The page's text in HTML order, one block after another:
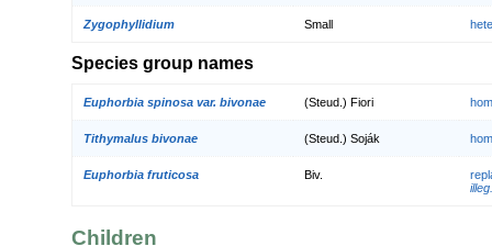
Zygophyllidium Small
Species group names
Euphorbia spinosa var. bivonae (Steud.) Fiori
Tithymalus bivonae (Steud.) Soják
Euphorbia fruticosa Biv.
illeg.
Children